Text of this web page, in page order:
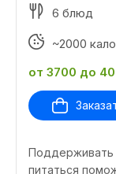
6 блюд
~2000
от 3700 до
Поддерживать
питаться